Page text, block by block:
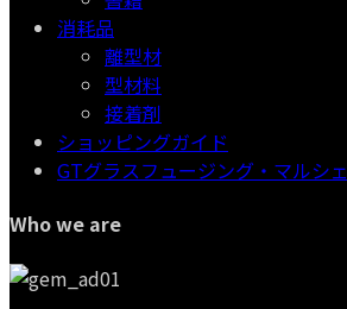
消耗品
離型材
型材料
接着剤
ショッピングガイド
GTグラスフュージング・マルシェ
Who we are